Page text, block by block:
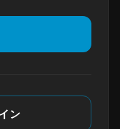
ン